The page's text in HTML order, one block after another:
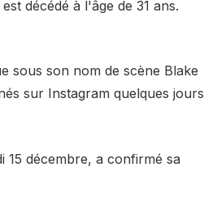
décédé à l'âge de 31 ans.
sous son nom de scène Blake
sur Instagram quelques jours
15 décembre, a confirmé sa